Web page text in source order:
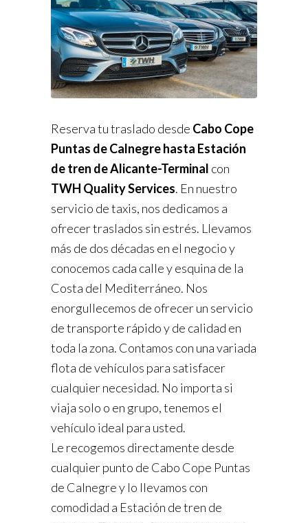
Reserva tu traslado desde Cabo Cope
Puntas de Calnegre hasta Estación
de tren de Alicante-Terminal con
TWH Quality Services. En nuestro
servicio de taxis, nos dedicamos a
ofrecer traslados sin estrés. Llevamos
más de dos décadas en el negocio y
conocemos cada calle y esquina de la
Costa del Mediterráneo. Nos
enorgullecemos de ofrecer un servicio
de transporte rápido y de calidad en
toda la zona. Contamos con una variada
flota de vehículos para satisfacer
cualquier necesidad. No importa si
viaja solo o en grupo, tenemos el
vehículo ideal para usted.
Le recogemos directamente desde
cualquier punto de Cabo Cope Puntas
de Calnegre y lo llevamos con
comodidad a Estación de tren de